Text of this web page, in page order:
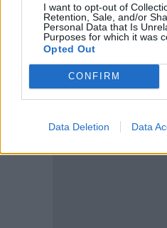
I want to opt-out of
Retention, Sale, and/or
Personal Data that Is
Purposes for which it was
Opted Out
CONFIRM
Data Deletion Data
Scegli Moneta come